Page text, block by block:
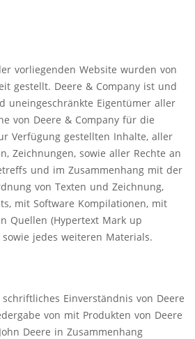
vorliegenden Website wurden von
gestellt. Deere & Company ist und
uneingeschränkte Eigentümer aller
von Deere & Company für die
Verfügung gestellten Inhalte, aller
Zeichnungen, sowie aller Rechte an
und im Zusammenhang mit der
von Texten und Zeichnung,
mit Software Kompilationen, mit
Quellen (Hypertext Mark up
jedes weiteren Materials.
Einverständnis von Deere
von mit Produkten von Deere
Deere in Zusammenhang